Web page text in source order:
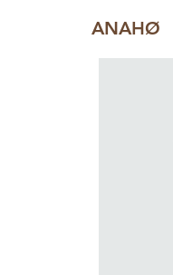
ANAHØ